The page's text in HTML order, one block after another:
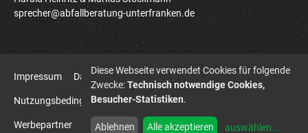
sprecher@abfallberatung-unterfranken.de
Impressum Datenschutz
Nutzungsbedingungen Bildatenbank Sitemap
Werbepartner HD7B Agentur für Kommunikation
Diese Webseite verwendet Cookies für folgende
Zwecke:Technisch notwendige Cookies,
Besucher-Statistiken.
Ablehnen Alle akzeptieren auswählen...